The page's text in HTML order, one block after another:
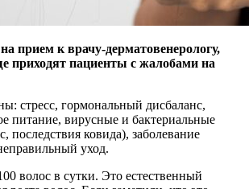
прием к врачу-дерматовенерологу,
приходят пациенты с жалобами на
стресс, гормональный дисбаланс,
питание, вирусные и бактериальные
последствия ковида), заболевание
уход.
волос в сутки. Это естественный